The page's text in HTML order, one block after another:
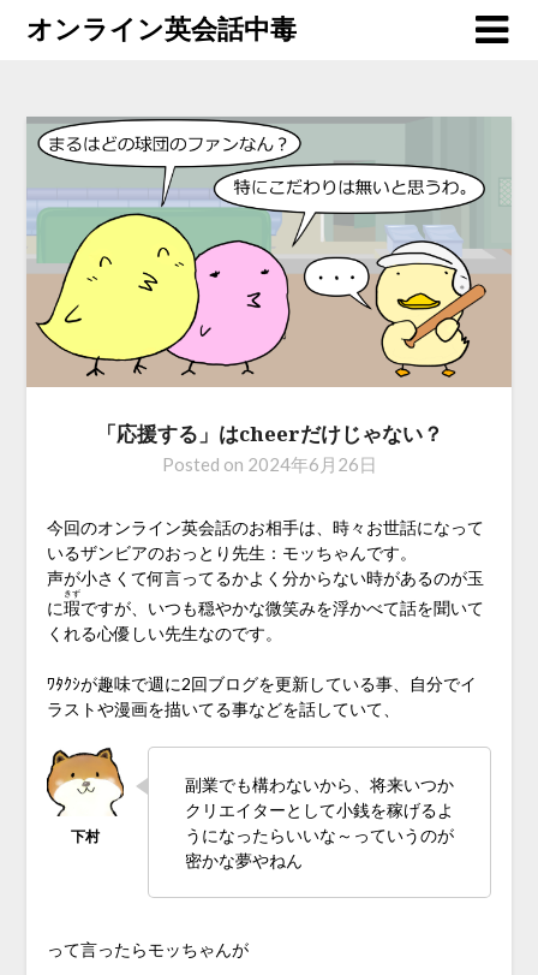
オンライン英会話中毒
「応援する」はcheerだけじゃない？
Posted on 2024年6月26日
今回のオンライン英会話のお相手は、時々お世話になって
いるザンビアのおっとり先生：モッちゃんです。
声が小さくて何言ってるかよく分からない時があるのが玉
に瑕
きず
ですが、いつも穏やかな微笑みを浮かべて話を聞いて
くれる心優しい先生なのです。
ﾜﾀｸｼが趣味で週に2回ブログを更新している事、自分でイ
ラストや漫画を描いてる事などを話していて、
副業でも構わないから、将来いつか
クリエイターとして小銭を稼げるよ
うになったらいいな～っていうのが
密かな夢やねん
って言ったらモッちゃんが